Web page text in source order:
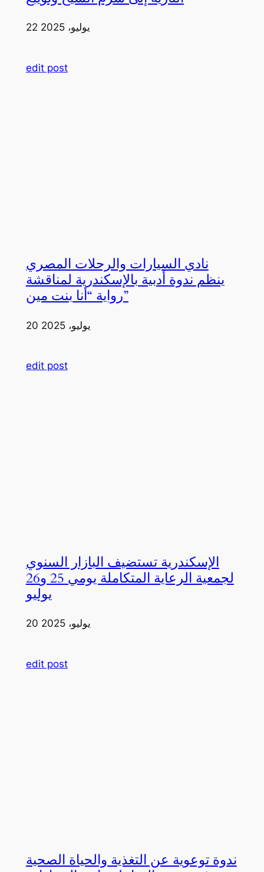
22 يوليو، 2025
edit post
نادي السيارات والرحلات المصري
ينظم ندوة أدبية بالإسكندرية لمناقشة
رواية “أنا بنت مين”
20 يوليو، 2025
edit post
الإسكندرية تستضيف البازار السنوي
لجمعية الرعاية المتكاملة يومي 25 و26
يوليو
20 يوليو، 2025
edit post
ندوة توعوية عن التغذية والحياة الصحية